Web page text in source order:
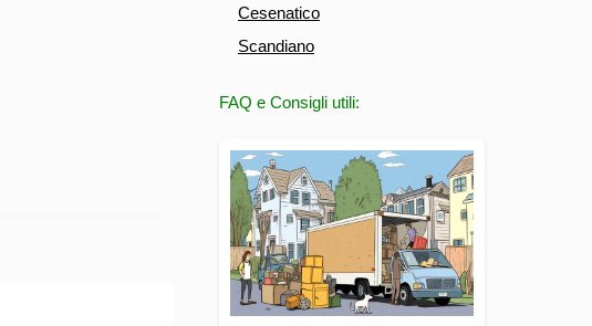
Cesenatico
Scandiano
FAQ e Consigli utili: